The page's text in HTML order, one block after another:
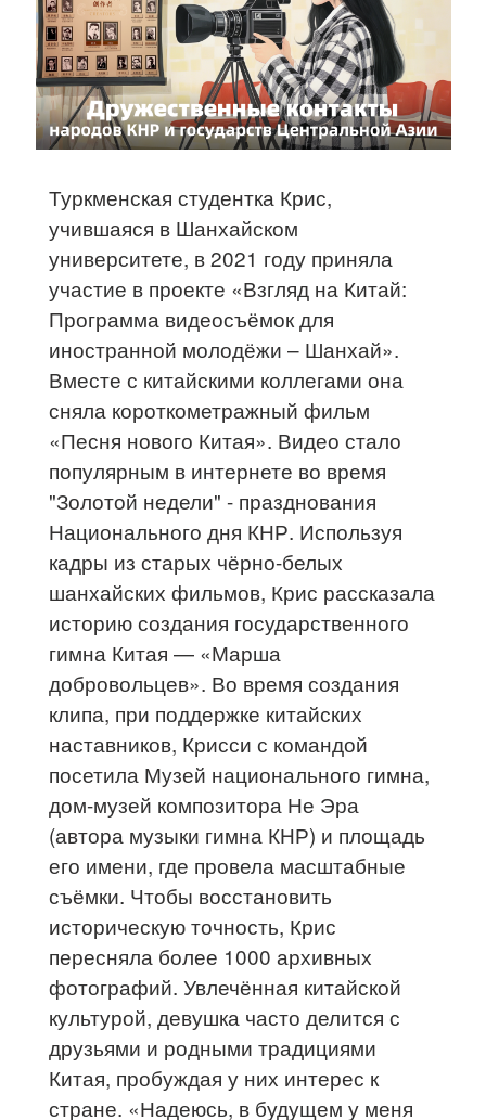
Туркменская студентка Крис,
учившаяся в Шанхайском
университете, в 2021 году приняла
участие в проекте «Взгляд на Китай:
Программа видеосъёмок для
иностранной молодёжи – Шанхай».
Вместе с китайскими коллегами она
сняла короткометражный фильм
«Песня нового Китая». Видео стало
популярным в интернете во время
"Золотой недели" - празднования
Национального дня КНР. Используя
кадры из старых чёрно-белых
шанхайских фильмов, Крис рассказала
историю создания государственного
гимна Китая — «Марша
добровольцев». Во время создания
клипа, при поддержке китайских
наставников, Крисси с командой
посетила Музей национального гимна,
дом-музей композитора Не Эра
(автора музыки гимна КНР) и площадь
его имени, где провела масштабные
съёмки. Чтобы восстановить
историческую точность, Крис
пересняла более 1000 архивных
фотографий. Увлечённая китайской
культурой, девушка часто делится с
друзьями и родными традициями
Китая, пробуждая у них интерес к
стране. «Надеюсь, в будущем у меня